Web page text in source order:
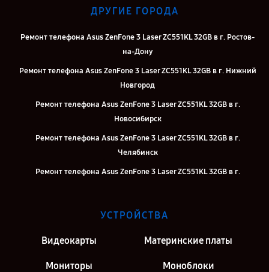
ДРУГИЕ ГОРОДА
Ремонт телефона Asus ZenFone 3 Laser ZC551KL 32GB в г. Ростов-
на-Дону
Ремонт телефона Asus ZenFone 3 Laser ZC551KL 32GB в г. Нижний
Новгород
Ремонт телефона Asus ZenFone 3 Laser ZC551KL 32GB в г.
Новосибирск
Ремонт телефона Asus ZenFone 3 Laser ZC551KL 32GB в г.
Челябинск
Ремонт телефона Asus ZenFone 3 Laser ZC551KL 32GB в г.
Ремонт телефона Asus ZenFone 3 Laser ZC551KL 32GB в г. Санкт-
УСТРОЙСТВА
Видеокарты Материнские платы
Мониторы Моноблоки